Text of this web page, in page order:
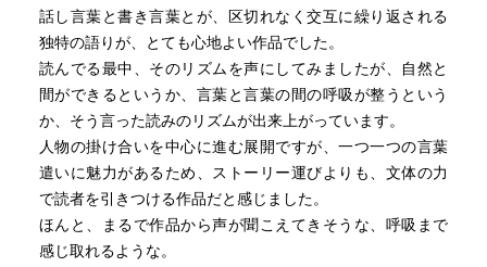
話し言葉と書き言葉とが、区切れなく交互に繰り返される
独特の語りが、とても心地よい作品でした。
読んでる最中、そのリズムを声にしてみましたが、自然と
間ができるというか、言葉と言葉の間の呼吸が整うという
か、そう言った読みのリズムが出来上がっています。
人物の掛け合いを中心に進む展開ですが、一つ一つの言葉
遣いに魅力があるため、ストーリー運びよりも、文体の力
で読者を引きつける作品だと感じました。
ほんと、まるで作品から声が聞こえてきそうな、呼吸まで
感じ取れるような。